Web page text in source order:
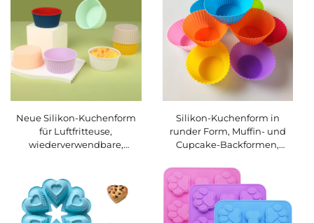
Neue Silikon-Kuchenform
für Luftfritteuse,
wiederverwendbare,
Haushaltsbackform für
Ofen, Kuchen und Pudding
Silikon-Kuchenform in
runder Form, Muffin- und
Cupcake-Backformen,
Bakeware, Backhilfe für DIY-
Kuchenverzierung